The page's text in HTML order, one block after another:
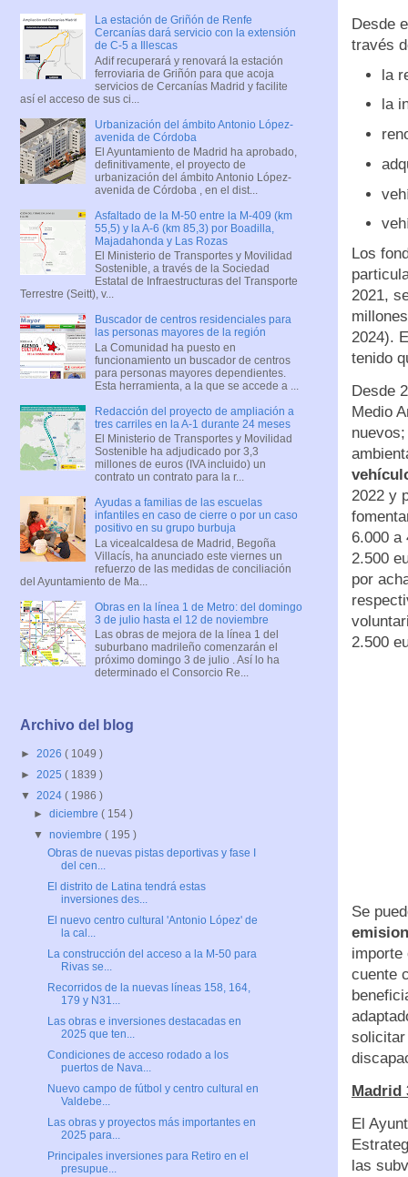
Desde
través
la
la
Los
2021,
2024).
tenido
Desde
Medio
2022 y
6.000 a
2.500
por
2.500
Se
importe
cuente
solicitar
Madrid
El
las
La estación de Griñón de Renfe
Cercanías dará servicio con la extensión
de C-5 a Illescas
Adif recuperará y renovará la estación
ferroviaria de Griñón para que acoja
servicios de Cercanías Madrid y facilite
así el acceso de sus ci...
Urbanización del ámbito Antonio López-
avenida de Córdoba
El Ayuntamiento de Madrid ha aprobado,
definitivamente, el proyecto de
urbanización del ámbito Antonio López-
avenida de Córdoba , en el dist...
Asfaltado de la M-50 entre la M-409 (km
55,5) y la A-6 (km 85,3) por Boadilla,
Majadahonda y Las Rozas
El Ministerio de Transportes y Movilidad
Sostenible, a través de la Sociedad
Estatal de Infraestructuras del Transporte
Terrestre (Seitt), v...
Buscador de centros residenciales para
las personas mayores de la región
La Comunidad ha puesto en
funcionamiento un buscador de centros
para personas mayores dependientes.
Esta herramienta, a la que se accede a ...
Redacción del proyecto de ampliación a
tres carriles en la A-1 durante 24 meses
El Ministerio de Transportes y Movilidad
Sostenible ha adjudicado por 3,3
millones de euros (IVA incluido) un
contrato un contrato para la r...
Ayudas a familias de las escuelas
infantiles en caso de cierre o por un caso
positivo en su grupo burbuja
La vicealcaldesa de Madrid, Begoña
Villacís, ha anunciado este viernes un
refuerzo de las medidas de conciliación
del Ayuntamiento de Ma...
Obras en la línea 1 de Metro: del domingo
3 de julio hasta el 12 de noviembre
Las obras de mejora de la línea 1 del
suburbano madrileño comenzarán el
próximo domingo 3 de julio . Así lo ha
determinado el Consorcio Re...
Archivo del blog
► 2026 ( 1049 )
► 2025 ( 1839 )
▼ 2024 ( 1986 )
►diciembre( 154 )
▼noviembre( 195 )
Obras de nuevas pistas deportivas y fase I
del cen...
El distrito de Latina tendrá estas
inversiones des...
El nuevo centro cultural 'Antonio López' de
la cal...
La construcción del acceso a la M-50 para
Rivas se...
Recorridos de la nuevas líneas 158, 164,
179 y N31...
Las obras e inversiones destacadas en
2025 que ten...
Condiciones de acceso rodado a los
puertos de Nava...
Nuevo campo de fútbol y centro cultural en
Valdebe...
Las obras y proyectos más importantes en
2025 para...
Principales inversiones para Retiro en el
presupue...